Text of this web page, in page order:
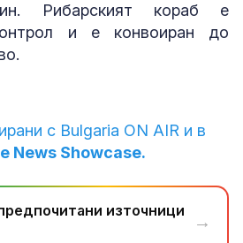
Рибарският кораб е
и е конвоиран до
с Bulgaria ON AIR и в
News Showcase.
източници
→